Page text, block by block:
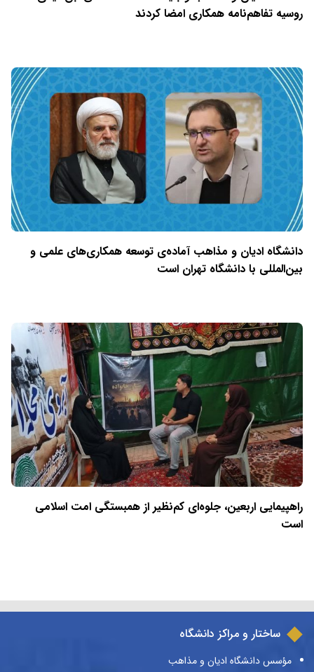
روسیه تفاهم‌نامه همکاری امضا کردند
دانشگاه ادیان و مذاهب آماده‌ی توسعه همکاری‌های علمی و
بین‌المللی با دانشگاه تهران است
راهپیمایی اربعین، جلوه‌ای کم‌نظیر از همبستگی امت اسلامی
است
ساختار و مراکز دانشگاه
مؤسس دانشگاه ادیان و مذاهب